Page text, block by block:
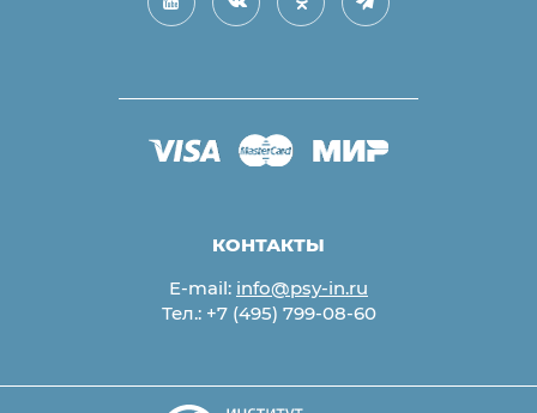
КОНТАКТЫ
E-mail: info@psy-in.ru
Тел.: +7 (495) 799-08-60